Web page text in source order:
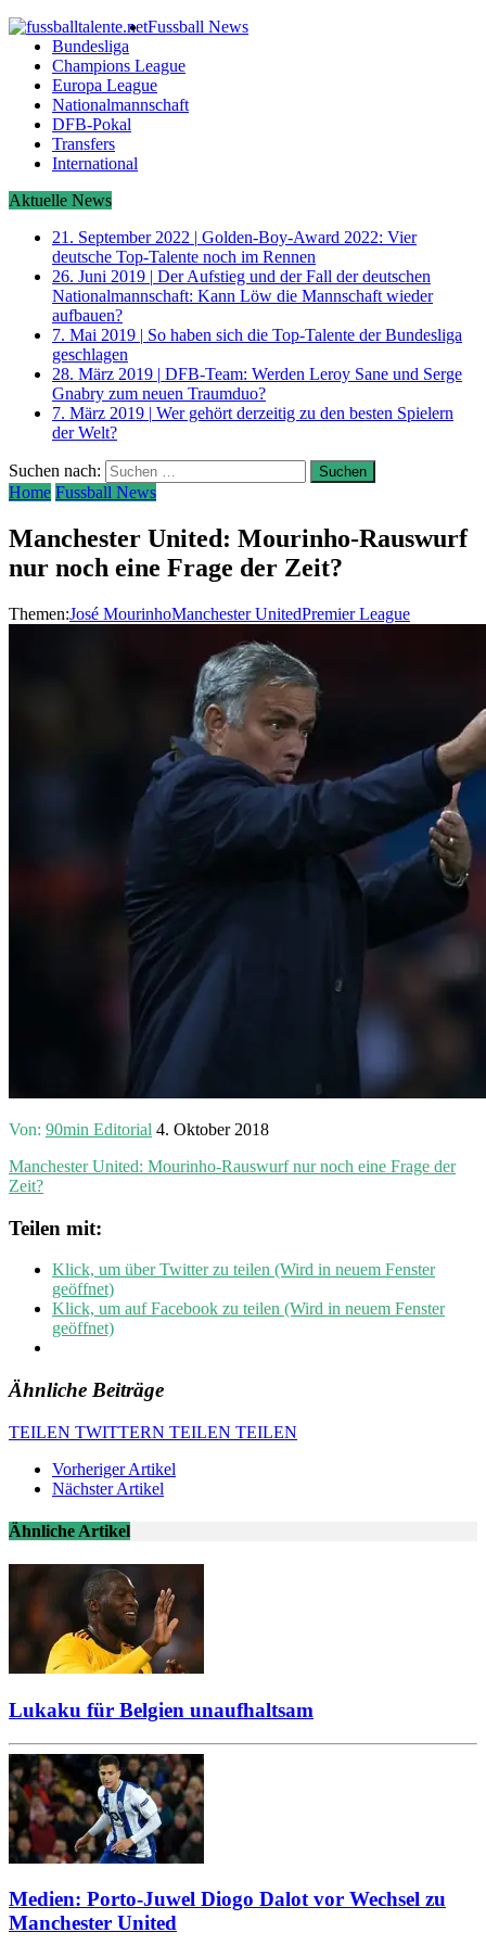
Fussball News
Bundesliga
Champions League
Europa League
Nationalmannschaft
DFB-Pokal
Transfers
International
Aktuelle News
21. September 2022 | Golden-Boy-Award 2022: Vier
deutsche Top-Talente noch im Rennen
26. Juni 2019 | Der Aufstieg und der Fall der deutschen
Nationalmannschaft: Kann Löw die Mannschaft wieder
aufbauen?
7. Mai 2019 | So haben sich die Top-Talente der Bundesliga
geschlagen
28. März 2019 | DFB-Team: Werden Leroy Sane und Serge
Gnabry zum neuen Traumduo?
7. März 2019 | Wer gehört derzeitig zu den besten Spielern
der Welt?
Suchen nach:
Home Fussball News
Manchester United: Mourinho-Rauswurf
nur noch eine Frage der Zeit?
Themen:José MourinhoManchester UnitedPremier League
Von: 90min Editorial 4. Oktober 2018
Manchester United: Mourinho-Rauswurf nur noch eine Frage der
Zeit?
Teilen mit:
Klick, um über Twitter zu teilen (Wird in neuem Fenster
geöffnet)
Klick, um auf Facebook zu teilen (Wird in neuem Fenster
geöffnet)
Ähnliche Beiträge
TEILEN TWITTERN TEILEN TEILEN
Vorheriger Artikel
Nächster Artikel
Ähnliche Artikel
Lukaku für Belgien unaufhaltsam
Medien: Porto-Juwel Diogo Dalot vor Wechsel zu
Manchester United